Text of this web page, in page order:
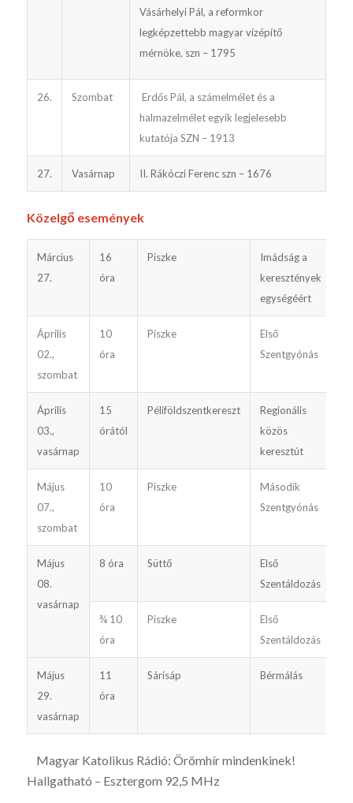
Vásárhelyi Pál, a reformkor
legképzettebb magyar vízépítő
mérnöke, szn – 1795
26. Szombat
Erdős Pál, a számelmélet és a
halmazelmélet egyik legjelesebb
kutatója SZN – 1913
27. Vasárnap II. Rákóczi Ferenc szn – 1676
Közelgő események
Március
27.
16
óra
Piszke
Imádság a
keresztények
egységéért
Április
02.,
szombat
10
óra
Piszke
Első
Szentgyónás
Április
03.,
vasárnap
15
órától
Péliföldszentkereszt
Regionális
közös
keresztút
Május
07.,
szombat
10
óra
Piszke
Második
Szentgyónás
Május
08.
vasárnap
8 óra Süttő
Első
Szentáldozás
¾ 10
óra
Piszke
Első
Szentáldozás
Május
29.
vasárnap
11
óra
Sárisáp Bérmálás
Magyar Katolikus Rádió: Örömhír mindenkinek!
Hallgatható – Esztergom 92,5 MHz